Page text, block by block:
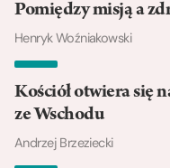
Pomiędzy misją a
Henryk Woźniakowski
Kościół otwiera się
ze Wschodu
Andrzej Brzeziecki